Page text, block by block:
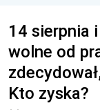
14 sierpnia
wolne od
Kto zyska?